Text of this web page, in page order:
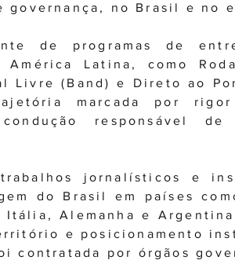
governança, no Brasil e no
de programas de
América Latina, como
Livre (Band) e Direto ao
marcada por
responsável de
trabalhos jornalísticos e
do Brasil em países
Alemanha e
e posicionamento
contratada por órgãos